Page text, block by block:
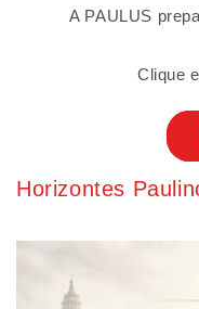
A PAULUS
Clique
Horizontes